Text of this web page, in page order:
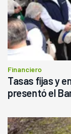
Financiero
Tasas fijas y
presentó el